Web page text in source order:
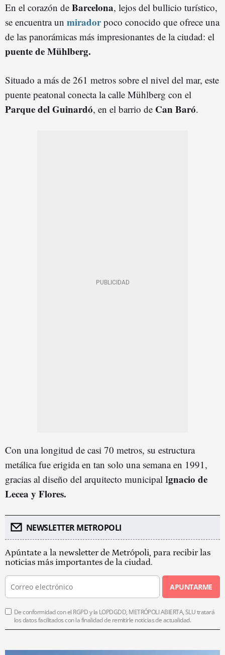
En el corazón de Barcelona, lejos del bullicio turístico,
se encuentra un miradorpoco conocido que ofrece una
de las panorámicas más impresionantes de la ciudad: el
puente de Mühlberg.
Situado a más de 261 metros sobre el nivel del mar, este
puente peatonal conecta la calle Mühlberg con el
Parque del Guinardó, en el barrio de Can Baró.
Con una longitud de casi 70 metros, su estructura
metálica fue erigida en tan solo una semana en 1991,
gracias al diseño del arquitecto municipal Ignacio de
Lecea y Flores.
NEWSLETTER METROPOLI
Apúntate a la newsletter de Metrópoli, para recibir las
noticias más importantes de la ciudad.
APUNTARME
De conformidad con el RGPD y la LOPDGDD, METRÓPOLI ABIERTA, SLU tratará
los datos facilitados con la finalidad de remitirle noticias de actualidad.